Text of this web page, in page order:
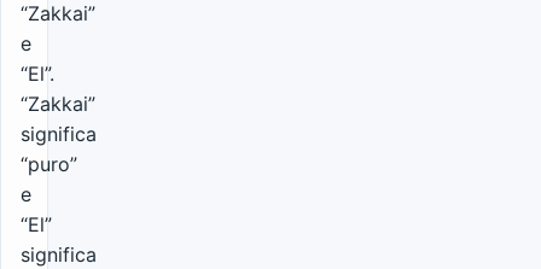
“Zakkai”
e
“El”.
“Zakkai”
significa
“puro”
e
“El”
significa